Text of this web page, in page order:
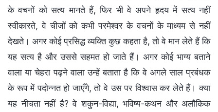
के वचनों को सत्य मानते हैं, फिर भी वे अपने हृदय में सत्य नहीं
स्वीकारते, वे चीजों को कभी परमेश्वर के वचनों के माध्यम से नहीं
देखते। अगर कोई प्रसिद्ध व्यक्ति कुछ कहता है, तो वे मान लेते हैं कि
यह सत्य है और उससे सहमत हो जाते हैं। अगर कोई भाग्य बताने
वाला या चेहरा पढ़ने वाला उन्हें बताता है कि वे अगले साल प्रबंधक
के रूप में पदोन्नत हो जाएँगे, तो वे उस पर विश्वास कर लेते हैं। क्या
यह नीचता नहीं है? वे शकुन-विद्या, भविष्य-कथन और अलौकिक